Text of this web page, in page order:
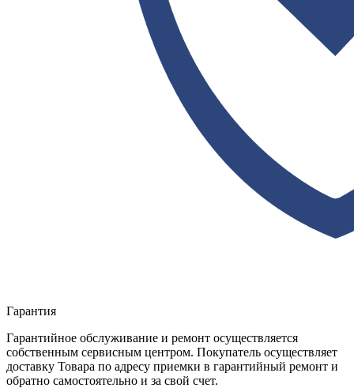
Гарантия
Гарантийное обслуживание и ремонт осуществляется
собственным сервисным центром. Покупатель осуществляет
доставку Товара по адресу приемки в гарантийный ремонт и
обратно самостоятельно и за свой счет.